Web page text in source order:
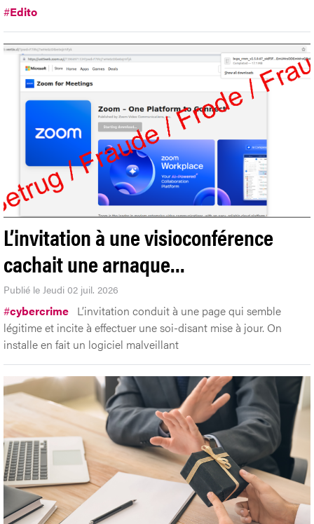
#Edito
L’invitation à une visioconférence
cachait une arnaque…
Publié le Jeudi 02 juil. 2026
#cybercrime L’invitation conduit à une page qui semble
légitime et incite à effectuer une soi-disant mise à jour. On
installe en fait un logiciel malveillant